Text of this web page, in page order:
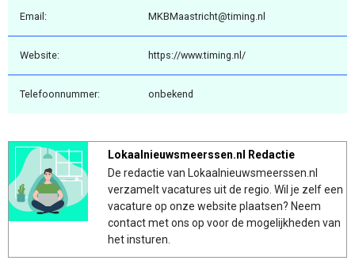
Email: MKBMaastricht@timing.nl
Website: https://www.timing.nl/
Telefoonnummer: onbekend
Lokaalnieuwsmeerssen.nl Redactie
De redactie van Lokaalnieuwsmeerssen.nl
verzamelt vacatures uit de regio. Wil je zelf een
vacature op onze website plaatsen? Neem
contact met ons op voor de mogelijkheden van
het insturen.